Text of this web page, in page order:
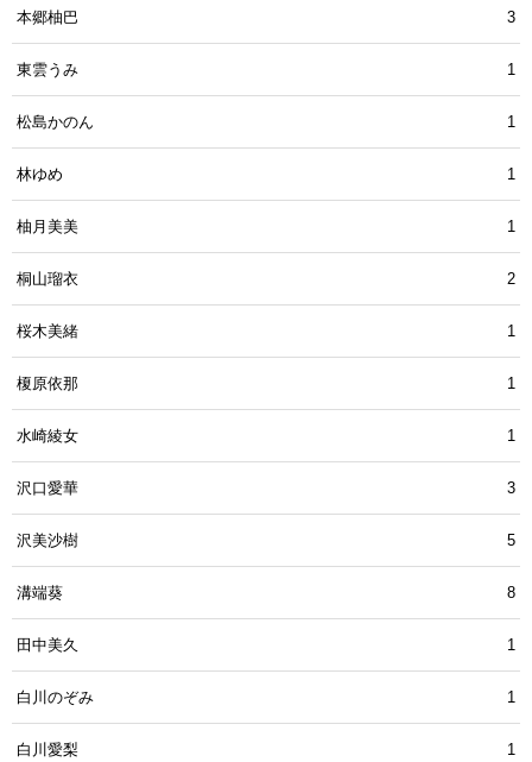
本郷柚巴 3
東雲うみ 1
松島かのん 1
林ゆめ 1
柚月美美 1
桐山瑠衣 2
桜木美緒 1
榎原依那 1
水崎綾女 1
沢口愛華 3
沢美沙樹 5
溝端葵 8
田中美久 1
白川のぞみ 1
白川愛梨 1